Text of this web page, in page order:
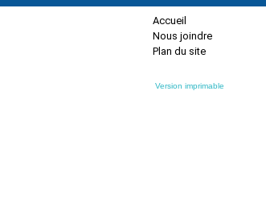
Accueil
Nous joindre
Plan du site
Version imprimable